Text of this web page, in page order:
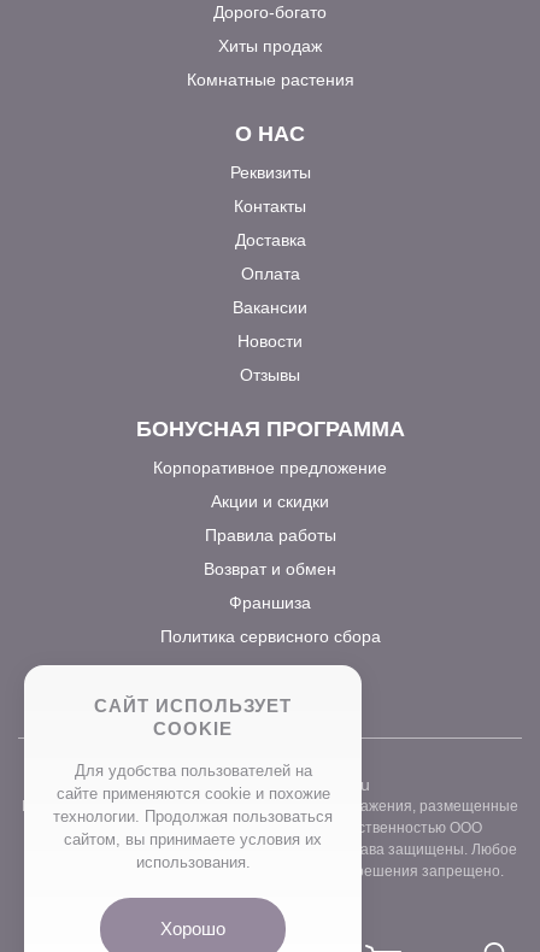
Дорого-богато
Хиты продаж
Комнатные растения
О НАС
Реквизиты
Контакты
Доставка
Оплата
Вакансии
Новости
Отзывы
БОНУСНАЯ ПРОГРАММА
Корпоративное предложение
Акции и скидки
Правила работы
Возврат и обмен
Франшиза
Политика сервисного сбора
www.prostocvet.ru
Вся текстовая информация и графические изображения, размещенные
на сайте интернет-магазина, являются собственностью ООО
«ПРОСТОБУКЕТ» ОГРН 1157746211248. Все права защищены. Любое
использование контента без письменного разрешения запрещено.
САЙТ ИСПОЛЬЗУЕТ
COOKIE
Для удобства пользователей на
сайте применяются сookie и похожие
технологии. Продолжая пользоваться
сайтом, вы принимаете условия их
использования.
Хорошо